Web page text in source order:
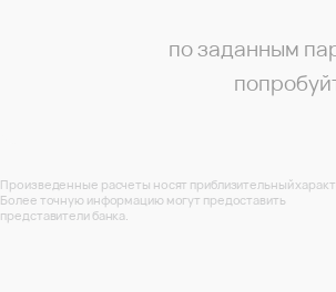
по заданным
Произведенные расчеты носят приблизительный
Более точную информацию могут предоставить
представители банка.